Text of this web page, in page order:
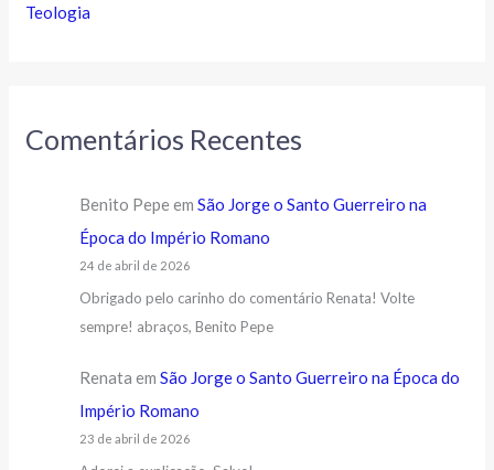
Teologia
Comentários Recentes
Benito Pepe em São Jorge o Santo Guerreiro na
Época do Império Romano
24 de abril de 2026
Obrigado pelo carinho do comentário Renata! Volte
sempre! abraços, Benito Pepe
Renata em São Jorge o Santo Guerreiro na Época do
Império Romano
23 de abril de 2026